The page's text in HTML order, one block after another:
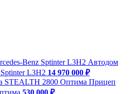
Автодом
L3H2 14 970 000 ₽
Прицеп
530 000 ₽